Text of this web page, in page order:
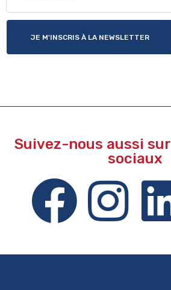
JE M'INSCRIS À LA NEWSLETTER
Suivez-nous aussi
sociaux